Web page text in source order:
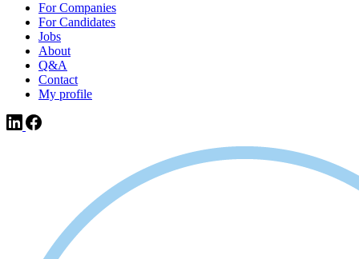
For Companies
For Candidates
Jobs
About
Q&A
Contact
My profile